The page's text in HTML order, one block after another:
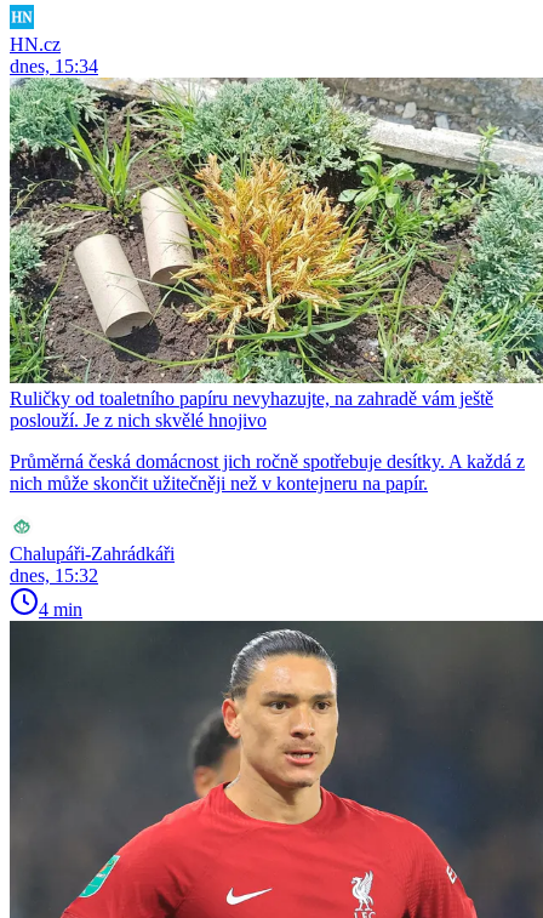
HN.cz
dnes, 15:34
Ruličky od toaletního papíru nevyhazujte, na zahradě vám ještě
poslouží. Je z nich skvělé hnojivo
Průměrná česká domácnost jich ročně spotřebuje desítky. A každá z
nich může skončit užitečněji než v kontejneru na papír.
Chalupáři-Zahrádkáři
dnes, 15:32
4 min